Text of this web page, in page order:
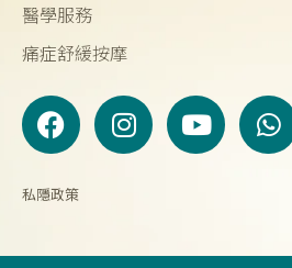
醫學服務
痛症舒緩按摩
F
a
c
e
I
n
s
Y
o
u
W
h
a
私隱政策